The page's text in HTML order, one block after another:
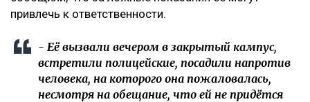
привлечь к ответственности.
- Её вызвали вечером в закрытый кампус,
встретили полицейские, посадили напротив
человека, на которого она пожаловалась,
несмотря на обещание, что ей не придётся